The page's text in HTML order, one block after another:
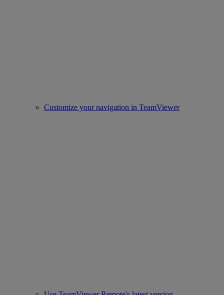
Customize your navigation in TeamViewer